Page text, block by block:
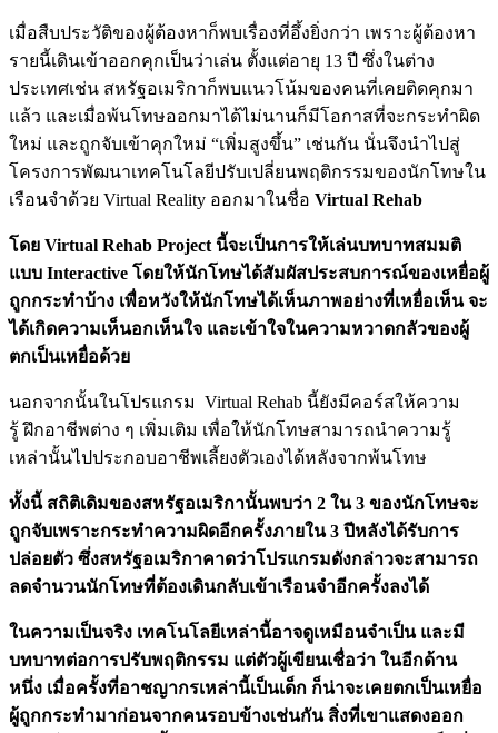
เมื่อสืบประวัติของผู้ต้องหาก็พบเรื่องที่อึ้งยิ่งกว่า เพราะผู้ต้องหา
รายนี้เดินเข้าออกคุกเป็นว่าเล่น ตั้งแต่อายุ 13 ปี ซึ่งในต่าง
ประเทศเช่น สหรัฐอเมริกาก็พบแนวโน้มของคนที่เคยติดคุกมา
แล้ว และเมื่อพ้นโทษออกมาได้ไม่นานก็มีโอกาสที่จะกระทำผิด
ใหม่ และถูกจับเข้าคุกใหม่ “เพิ่มสูงขึ้น” เช่นกัน นั่นจึงนำไปสู่
โครงการพัฒนาเทคโนโลยีปรับเปลี่ยนพฤติกรรมของนักโทษใน
เรือนจำด้วย Virtual Reality ออกมาในชื่อ Virtual Rehab
โดย Virtual Rehab Project นี้จะเป็นการให้เล่นบทบาทสมมติ
แบบ Interactive โดยให้นักโทษได้สัมผัสประสบการณ์ของเหยื่อผู้
ถูกกระทำบ้าง เพื่อหวังให้นักโทษได้เห็นภาพอย่างที่เหยื่อเห็น จะ
ได้เกิดความเห็นอกเห็นใจ และเข้าใจในความหวาดกลัวของผู้
ตกเป็นเหยื่อด้วย
นอกจากนั้นในโปรแกรม Virtual Rehab นี้ยังมีคอร์สให้ความ
รู้ ฝึกอาชีพต่าง ๆ เพิ่มเติม เพื่อให้นักโทษสามารถนำความรู้
เหล่านั้นไปประกอบอาชีพเลี้ยงตัวเองได้หลังจากพ้นโทษ
ทั้งนี้ สถิติเดิมของสหรัฐอเมริกานั้นพบว่า 2 ใน 3 ของนักโทษจะ
ถูกจับเพราะกระทำความผิดอีกครั้งภายใน 3 ปีหลังได้รับการ
ปล่อยตัว ซึ่งสหรัฐอเมริกาคาดว่าโปรแกรมดังกล่าวจะสามารถ
ลดจำนวนนักโทษที่ต้องเดินกลับเข้าเรือนจำอีกครั้งลงได้
ในความเป็นจริง เทคโนโลยีเหล่านี้อาจดูเหมือนจำเป็น และมี
บทบาทต่อการปรับพฤติกรรม แต่ตัวผู้เขียนเชื่อว่า ในอีกด้าน
หนึ่ง เมื่อครั้งที่อาชญากรเหล่านี้เป็นเด็ก ก็น่าจะเคยตกเป็นเหยื่อ
ผู้ถูกกระทำมาก่อนจากคนรอบข้างเช่นกัน สิ่งที่เขาแสดงออก